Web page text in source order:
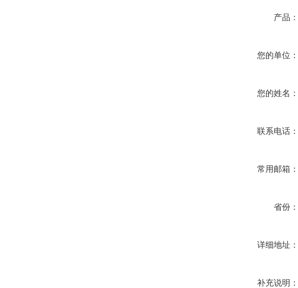
产品：
您的单位：
您的姓名：
联系电话：
常用邮箱：
省份：
详细地址：
补充说明：